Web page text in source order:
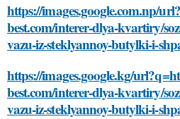
https://images.google.com.np/
best.com/interer-dlya-kvartiry/
vazu-iz-steklyannoy-butylki-i-
https://images.google.kg/
best.com/interer-dlya-kvartiry/
vazu-iz-steklyannoy-butylki-i-